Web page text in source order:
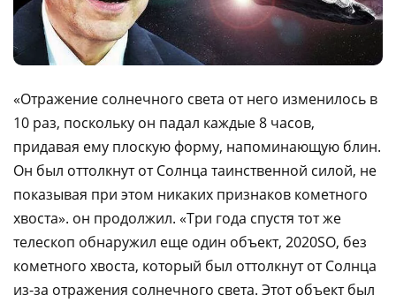
«Отражение солнечного света от него изменилось в
10 раз, поскольку он падал каждые 8 часов,
придавая ему плоскую форму, напоминающую блин.
Он был оттолкнут от Солнца таинственной силой, не
показывая при этом никаких признаков кометного
хвоста». он продолжил. «Три года спустя тот же
телескоп обнаружил еще один объект, 2020SO, без
кометного хвоста, который был оттолкнут от Солнца
из-за отражения солнечного света. Этот объект был